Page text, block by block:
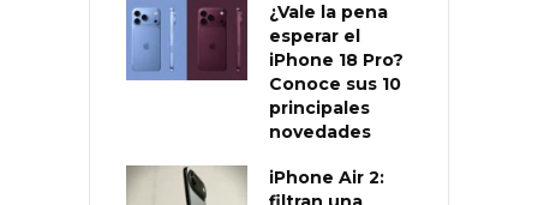
¿Vale la pena
esperar el
iPhone 18 Pro?
Conoce sus 10
principales
novedades
iPhone Air 2: